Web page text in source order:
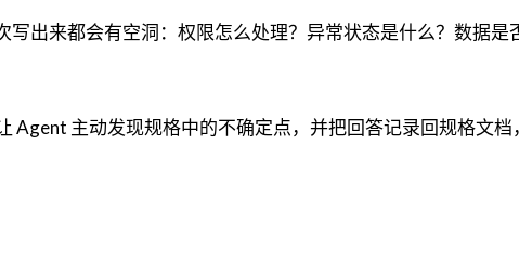
出来都会有空洞：权限怎么处理？异常状态是什么？数据是
Agent 主动发现规格中的不确定点，并把回答记录回规格文档